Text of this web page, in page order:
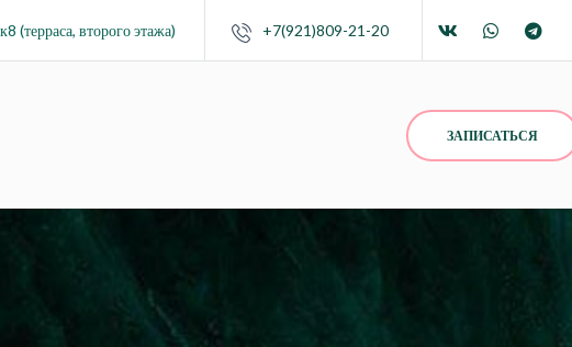
(терраса, второго этажа) +7(921)809-21-20
ЗАПИСАТЬСЯ